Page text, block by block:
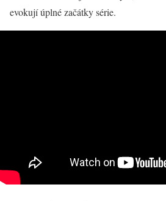
evokují úplné začátky série.